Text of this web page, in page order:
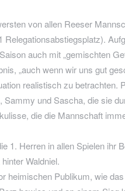
von allen Reeser
auch mit „gemischten
„auch wenn wir uns gut
realistisch zu betrachten.
Sammy und Sascha, die sie
die die Mannschaft
1. Herren in allen Spielen ihr
Waldniel.
heimischen Publikum, wie